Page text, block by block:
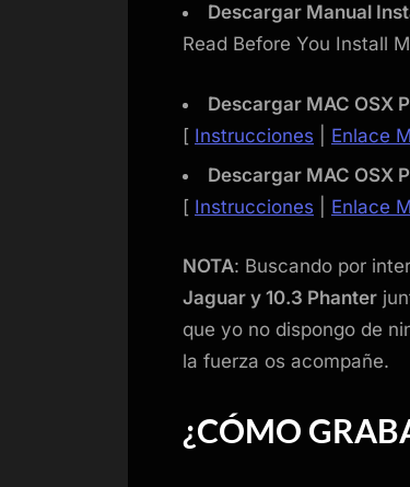
Descargar Manual
Read Before You Install
Descargar MAC OSX
[ Instrucciones Enlace
Descargar MAC OSX
[ Instrucciones Enlace
NOTA: Buscando por
Jaguar y 10.3 Phanter
que yo no dispongo de
la fuerza os acompañe.
¿CÓMO